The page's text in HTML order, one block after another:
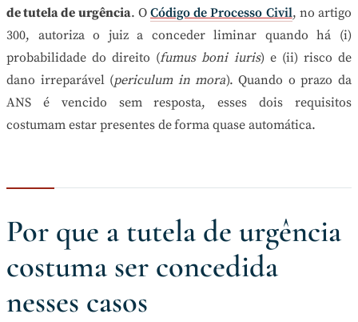
de tutela de urgência. O Código de Processo Civil, no artigo
300, autoriza o juiz a conceder liminar quando há (i)
probabilidade do direito (fumus boni iuris) e (ii) risco de
dano irreparável (periculum in mora). Quando o prazo da
ANS é vencido sem resposta, esses dois requisitos
costumam estar presentes de forma quase automática.
Por que a tutela de urgência
costuma ser concedida
nesses casos